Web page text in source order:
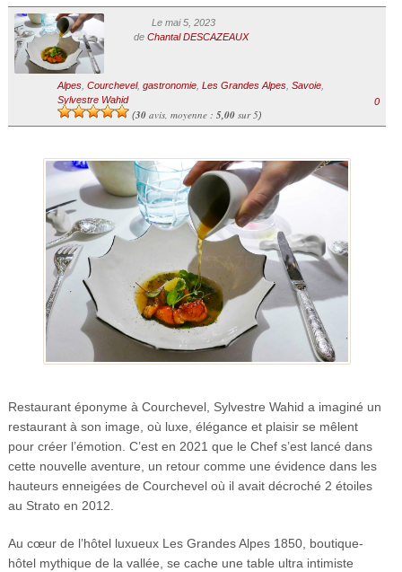
Le mai 5, 2023
de Chantal DESCAZEAUX
Alpes, Courchevel, gastronomie, Les Grandes Alpes, Savoie,
Sylvestre Wahid
(30avis, moyenne : 5,00sur 5)
0
Restaurant éponyme à Courchevel, Sylvestre Wahid a imaginé un
restaurant à son image, où luxe, élégance et plaisir se mêlent
pour créer l’émotion. C’est en 2021 que le Chef s’est lancé dans
cette nouvelle aventure, un retour comme une évidence dans les
hauteurs enneigées de Courchevel où il avait décroché 2 étoiles
au Strato en 2012.
Au cœur de l’hôtel luxueux Les Grandes Alpes 1850, boutique-
hôtel mythique de la vallée, se cache une table ultra intimiste